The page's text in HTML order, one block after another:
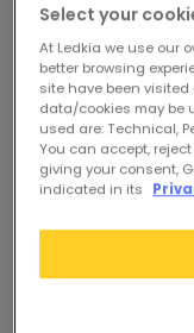
Prenotare,
partire dal 14/08/
-54%
Select your
At Ledkia we use our
better browsing
site have been
data/cookies may be
used are: Technical,
You can accept,
giving your consent,
indicated in its